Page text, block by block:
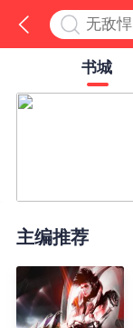
书城
主编推荐